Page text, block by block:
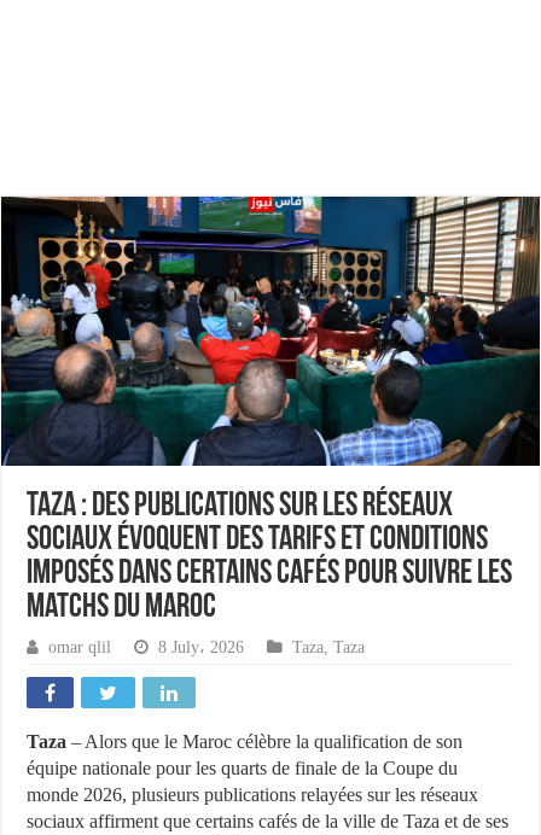
Taza : des publications sur les réseaux
sociaux évoquent des tarifs et conditions
imposés dans certains cafés pour suivre les
matchs du Maroc
omar qlil 8 July، 2026 Taza ,Taza
Taza – Alors que le Maroc célèbre la qualification de son
équipe nationale pour les quarts de finale de la Coupe du
monde 2026, plusieurs publications relayées sur les réseaux
sociaux affirment que certains cafés de la ville de Taza et de ses